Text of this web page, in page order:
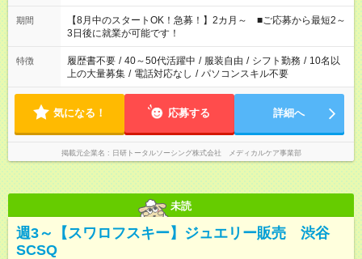
族と休みを合わせたい」 「余裕を持って夕飯の準備がしたい」
「できれば残業はしたくない」 など、ご希望を教えてください
ね。 ※Wワーク希望の方へ 今ご覧のお仕事で希望する勤務時間
と、もう1つのお仕事の勤務時間。 合計で週40時間を超える場
合は応募できません。
期間
【8月中のスタートOK！急募！】2カ月～ ■ご応募から最短2～
3日後に就業が可能です！
特徴 履歴書不要 / 40～50代活躍中 / 服装自由 / シフト勤務 / 10名以
上の大量募集 / 電話対応なし / パソコンスキル不要
気になる！ 応募する 詳細へ
掲載元企業名 日研トータルソーシング株式会社 メディカルケア事業部
未読
週3～【スワロフスキー】ジュエリー販売 渋谷
SCSQ